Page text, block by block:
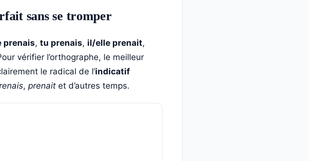
sans se tromper
prenais, tu prenais, il/elle prenait,
vérifier l’orthographe, le meilleur
le radical de l’indicatif
, prenait et d’autres temps.